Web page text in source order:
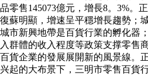
品零售145073億元，增長8。3%。
復蘇明顯，增速呈平穩增長趨勢；
城市新興地帶是百貨行業的孵化器
入群體的收入程度等政策支撑零售
百貨企業的發展展開新的風景線。
兴起的大布景下，三明市零售百貨